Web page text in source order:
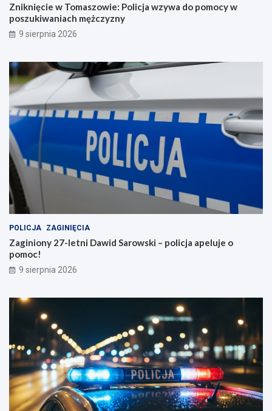
Zniknięcie w Tomaszowie: Policja wzywa do pomocy w
poszukiwaniach mężczyzny
9 sierpnia 2026
POLICJA ZAGINIĘCIA
Zaginiony 27-letni Dawid Sarowski – policja apeluje o
pomoc!
9 sierpnia 2026